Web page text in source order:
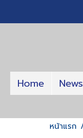
Home News
หน้าแรก